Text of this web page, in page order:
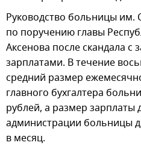
Руководство больницы
по поручению главы
Аксенова после скандала
зарплатами. В течение
средний размер
главного бухгалтера
рублей, а размер зарплаты
администрации больницы
в месяц.